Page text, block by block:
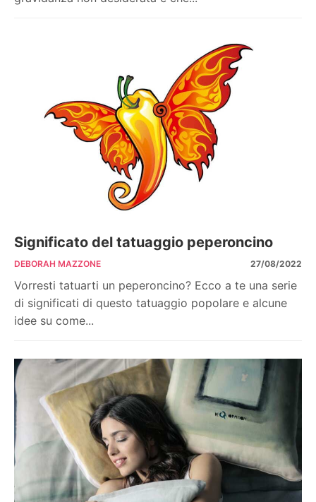
Significato del tatuaggio peperoncino
DEBORAH MAZZONE 27/08/2022
Vorresti tatuarti un peperoncino? Ecco a te una serie
di significati di questo tatuaggio popolare e alcune
idee su come...